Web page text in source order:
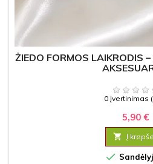
ŽIEDO FORMOS LAIKRODIS
0 Įvertinimas
5,90 €
 Į
